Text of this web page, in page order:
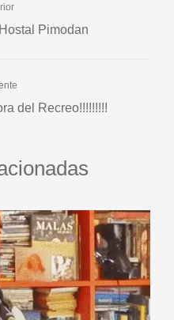
Pimodan
del Recreo!!!!!!!!!